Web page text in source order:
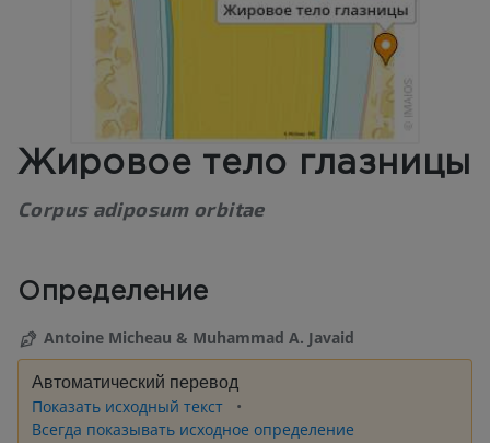
Жировое тело глазницы
Corpus adiposum orbitae
Определение
Antoine Micheau & Muhammad A. Javaid
Автоматический перевод
Показать исходный текст
Всегда показывать исходное определение